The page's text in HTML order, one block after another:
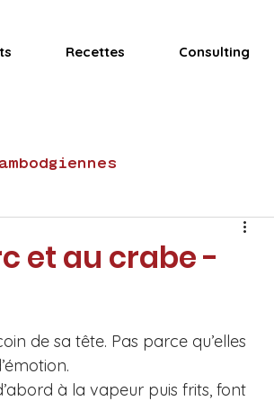
Recettes Consulting
Actualités
et au crabe -
de sa tête. Pas parce qu’elles
à la vapeur puis frits, font